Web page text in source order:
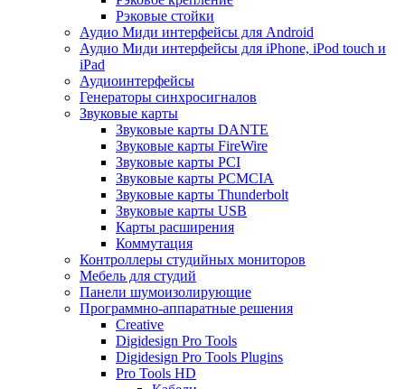
Рэковые стойки
Аудио Миди интерфейсы для Android
Аудио Миди интерфейсы для iPhone, iPod touch и
iPad
Аудиоинтерфейсы
Генераторы синхросигналов
Звуковые карты
Звуковые карты DANTE
Звуковые карты FireWire
Звуковые карты PCI
Звуковые карты PCMCIA
Звуковые карты Thunderbolt
Звуковые карты USB
Карты расширения
Коммутация
Контроллеры студийных мониторов
Мебель для студий
Панели шумоизолирующие
Программно-аппаратные решения
Creative
Digidesign Pro Tools
Digidesign Pro Tools Plugins
Pro Tools HD